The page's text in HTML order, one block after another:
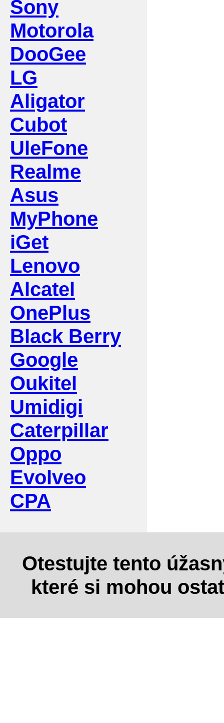
Sony
Motorola
DooGee
LG
Aligator
Cubot
UleFone
Realme
Asus
MyPhone
iGet
Lenovo
Alcatel
OnePlus
Black Berry
Google
Oukitel
Umidigi
Caterpillar
Oppo
Evolveo
CPA
Otestujte tento
které si mohou